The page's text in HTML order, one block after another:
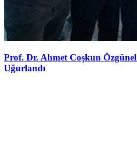
Prof. Dr. Ahmet Coşkun
Uğurlandı